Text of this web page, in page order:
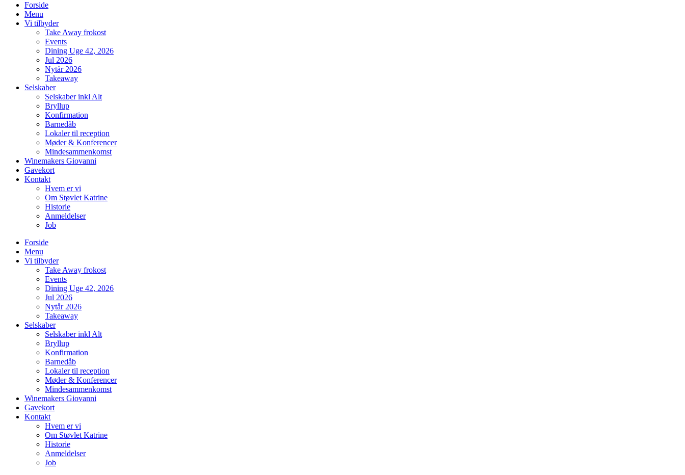
Forside
Menu
Vi tilbyder
Take Away frokost
Events
Dining Uge 42, 2026
Jul 2026
Nytår 2026
Takeaway
Selskaber
Selskaber inkl Alt
Bryllup
Konfirmation
Barnedåb
Lokaler til reception
Møder & Konferencer
Mindesammenkomst
Winemakers Giovanni
Gavekort
Kontakt
Hvem er vi
Om Støvlet Katrine
Historie
Anmeldelser
Job
Forside
Menu
Vi tilbyder
Take Away frokost
Events
Dining Uge 42, 2026
Jul 2026
Nytår 2026
Takeaway
Selskaber
Selskaber inkl Alt
Bryllup
Konfirmation
Barnedåb
Lokaler til reception
Møder & Konferencer
Mindesammenkomst
Winemakers Giovanni
Gavekort
Kontakt
Hvem er vi
Om Støvlet Katrine
Historie
Anmeldelser
Job